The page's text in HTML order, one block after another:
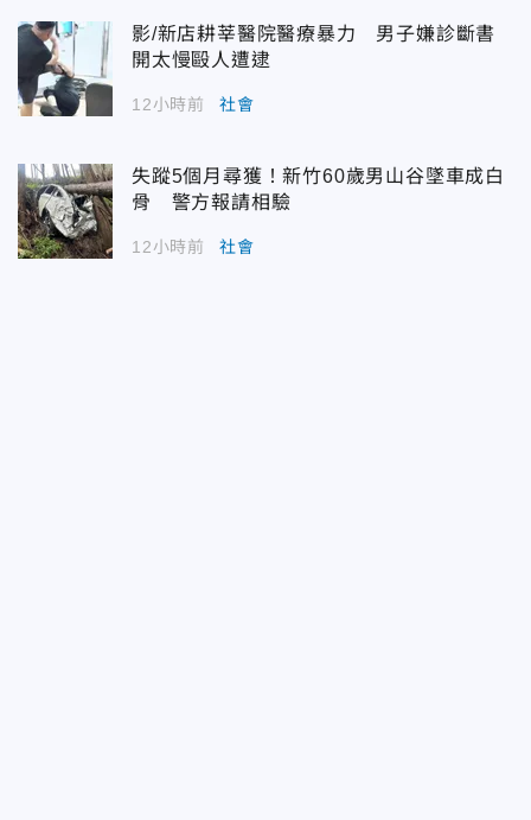
影/新店耕莘醫院醫療暴力 男子嫌診斷書
開太慢毆人遭逮
12小時前 社會
失蹤5個月尋獲！新竹60歲男山谷墜車成白
骨 警方報請相驗
12小時前 社會